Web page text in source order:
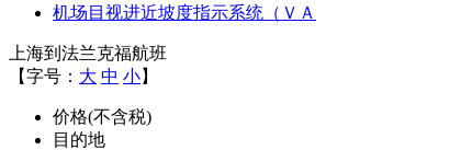
机场目视进近坡度指示系统（ＶＡ
上海到法兰克福航班
【字号： 大 中 小】
价格(不含税)
目的地